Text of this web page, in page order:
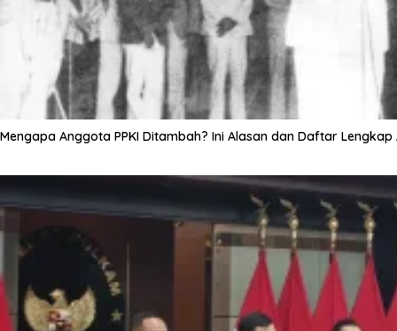
Mengapa Anggota PPKI Ditambah? Ini Alasan dan Daftar